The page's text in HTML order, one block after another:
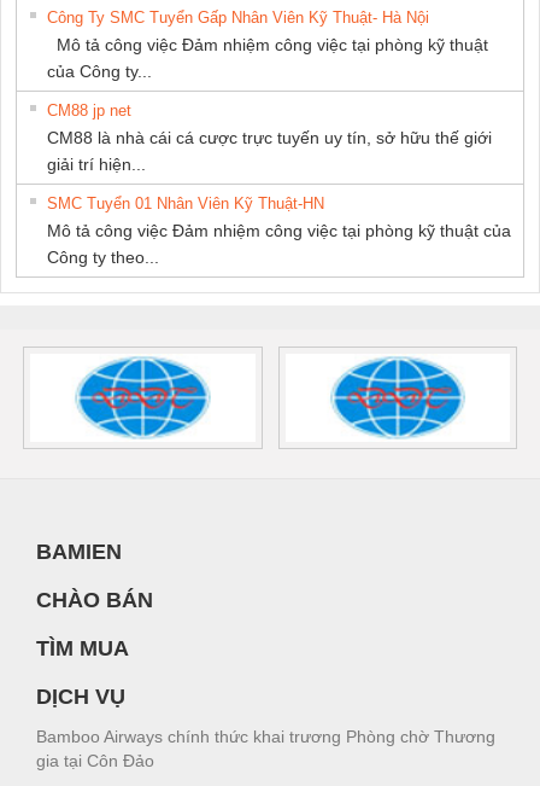
Công Ty SMC Tuyển Gấp Nhân Viên Kỹ Thuật- Hà Nội
Mô tả công việc Đảm nhiệm công việc tại phòng kỹ thuật
của Công ty...
CM88 jp net
CM88 là nhà cái cá cược trực tuyến uy tín, sở hữu thế giới
giải trí hiện...
SMC Tuyển 01 Nhân Viên Kỹ Thuật-HN
Mô tả công việc Đảm nhiệm công việc tại phòng kỹ thuật của
Công ty theo...
BAMIEN
CHÀO BÁN
TÌM MUA
DỊCH VỤ
Bamboo Airways chính thức khai trương Phòng chờ Thương
gia tại Côn Đảo